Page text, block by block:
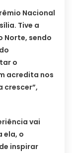
Nacional
Tive a
Norte, sendo
o
acredita nos
crescer”,
vai
ela, o
inspirar